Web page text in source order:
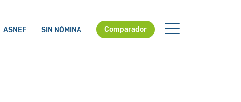
ASNEF SIN NÓMINA Comparador